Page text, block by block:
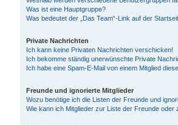
Was ist eine Hauptgruppe?
Was bedeutet der „Das Team“-Link auf der
Private Nachrichten
Ich kann keine Privaten Nachrichten verschicken!
Ich bekomme ständig unerwünschte Private
Ich habe eine Spam-E-Mail von einem Mitglied
Freunde und ignorierte Mitglieder
Wozu benötige ich die Listen der Freunde und
Wie kann ich Mitglieder zur Liste der Freunde